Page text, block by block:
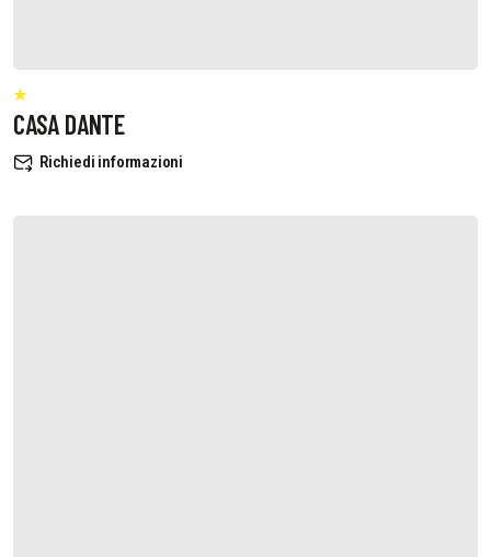
CASA DANTE
Richiedi informazioni